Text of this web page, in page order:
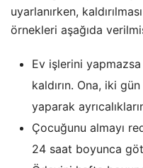
uyarlanırken,
örnekleri aşağıda
Ev işlerini
kaldırın. Ona, iki
yaparak
Çocuğunu almayı
24 saat boyunca